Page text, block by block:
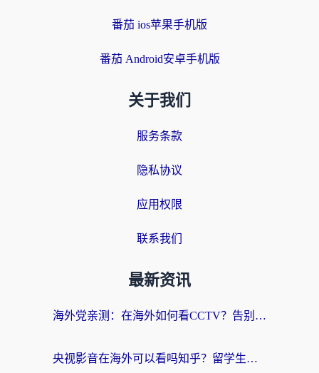
番茄 ios苹果手机版
番茄 Android安卓手机版
关于我们
服务条款
隐私协议
应用权限
联系我们
最新资讯
海外党亲测：在海外如何看CCTV？告别“仅限大陆播放”的实用指南
央视影音在海外可以看吗知乎？留学生亲测：3步解决地域限制+追剧自由